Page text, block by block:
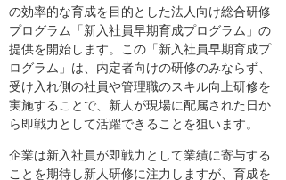
の効率的な育成を目的とした法人向け総合研修
プログラム「新入社員早期育成プログラム」の
提供を開始します。この「新入社員早期育成プ
ログラム」は、内定者向けの研修のみならず、
受け入れ側の社員や管理職のスキル向上研修を
実施することで、新人が現場に配属された日か
ら即戦力として活躍できることを狙います。
企業は新入社員が即戦力として業績に寄与する
ことを期待し新人研修に注力しますが、育成を